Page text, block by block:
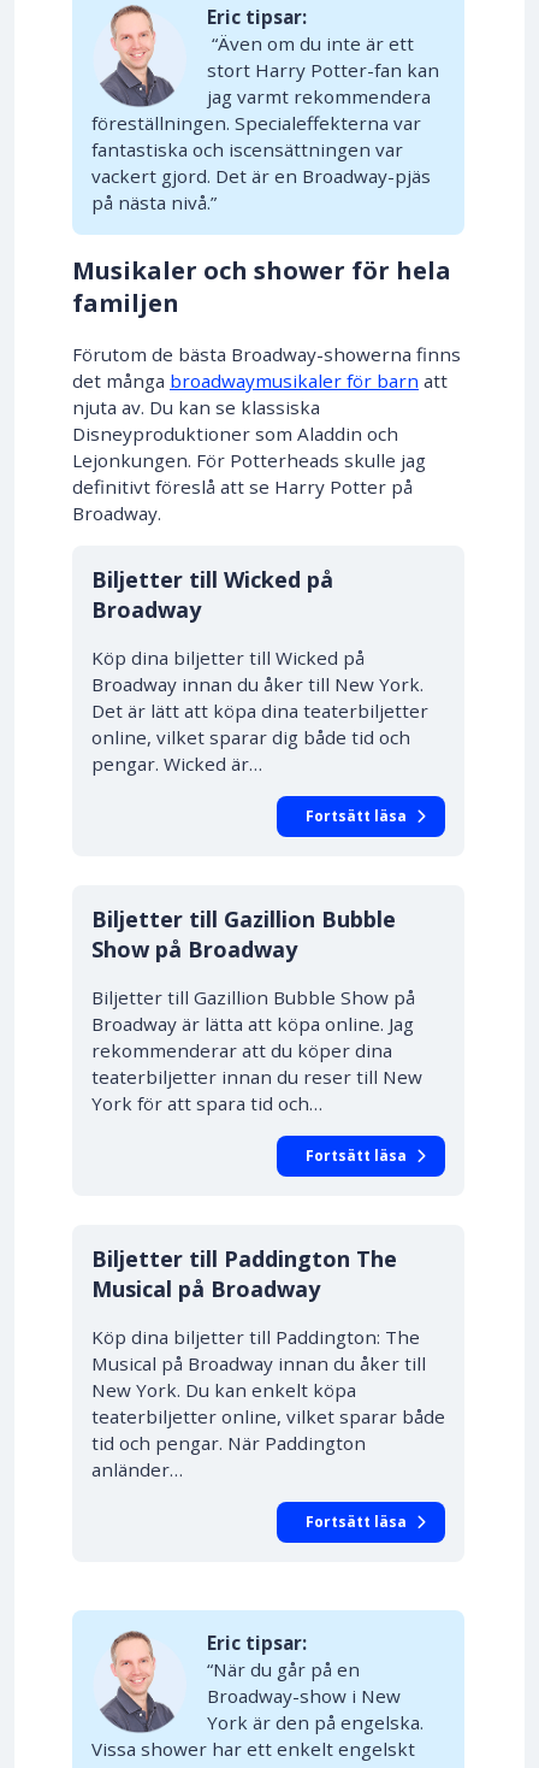
Eric tipsar:
“Även om du inte är ett
stort Harry Potter-fan kan
jag varmt rekommendera
föreställningen. Specialeffekterna var
fantastiska och iscensättningen var
vackert gjord. Det är en Broadway-pjäs
på nästa nivå.”
Musikaler och shower för hela
familjen
Förutom de bästa Broadway-showerna finns
det många broadwaymusikaler för barn att
njuta av. Du kan se klassiska
Disneyproduktioner som Aladdin och
Lejonkungen. För Potterheads skulle jag
definitivt föreslå att se Harry Potter på
Broadway.
10% RABATT
Biljetter till Wicked på
Broadway
Köp dina biljetter till Wicked på
Broadway innan du åker till New York.
Det är lätt att köpa dina teaterbiljetter
online, vilket sparar dig både tid och
pengar. Wicked är…
Fortsätt läsa
Biljetter till Gazillion Bubble
Show på Broadway
Biljetter till Gazillion Bubble Show på
Broadway är lätta att köpa online. Jag
rekommenderar att du köper dina
teaterbiljetter innan du reser till New
York för att spara tid och…
Fortsätt läsa
Biljetter till Paddington The
Musical på Broadway
Köp dina biljetter till Paddington: The
Musical på Broadway innan du åker till
New York. Du kan enkelt köpa
teaterbiljetter online, vilket sparar både
tid och pengar. När Paddington
anländer…
Fortsätt läsa
Eric tipsar:
“När du går på en
Broadway-show i New
York är den på engelska.
Vissa shower har ett enkelt engelskt